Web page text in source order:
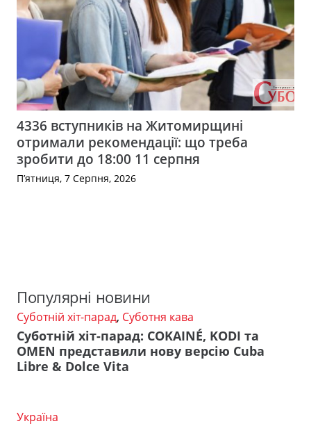
4336 вступників на Житомирщині
отримали рекомендації: що треба
зробити до 18:00 11 серпня
П’ятниця, 7 Серпня, 2026
Популярні новини
Суботній хіт-парад, Суботня кава
Суботній хіт-парад: COKAINÉ, KODI та
OMEN представили нову версію Cuba
Libre & Dolce Vita
Україна